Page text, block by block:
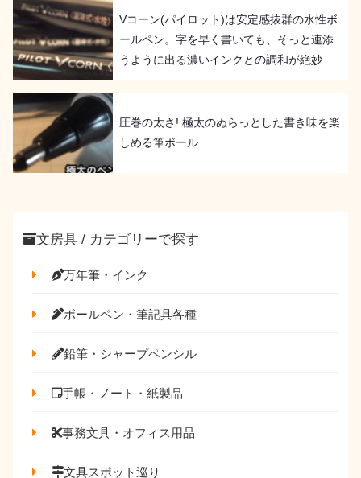
Vコーン(パイロット)は安定感抜群の水性ボ
ールペン。字を早く書いても、そっと連添
うように出る濃いインクとの調和が絶妙
圧巻の太さ! 極太のぬらっとした書き味を楽
しめる筆ボール
文房具 / カテゴリーで探す
万年筆・インク
ボールペン・筆記具各種
鉛筆・シャープペンシル
手帳・ノート・紙製品
事務文具・オフィス用品
文具スポット巡り